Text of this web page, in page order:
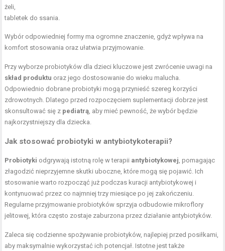
żeli,
tabletek do ssania.
Wybór odpowiedniej formy ma ogromne znaczenie, gdyż wpływa na
komfort stosowania oraz ułatwia przyjmowanie.
Przy wyborze probiotyków dla dzieci kluczowe jest zwrócenie uwagi na
skład produktu oraz jego dostosowanie do wieku malucha.
Odpowiednio dobrane probiotyki mogą przynieść szereg korzyści
zdrowotnych. Dlatego przed rozpoczęciem suplementacji dobrze jest
skonsultować się z pediatrą , aby mieć pewność, że wybór będzie
najkorzystniejszy dla dziecka.
Jak stosować probiotyki w antybiotykoterapii?
Probiotyki odgrywają istotną rolę w terapii antybiotykowej , pomagając
złagodzić nieprzyjemne skutki uboczne, które mogą się pojawić. Ich
stosowanie warto rozpocząć już podczas kuracji antybiotykowej i
kontynuować przez co najmniej trzy miesiące po jej zakończeniu.
Regularne przyjmowanie probiotyków sprzyja odbudowie mikroflory
jelitowej, która często zostaje zaburzona przez działanie antybiotyków.
Zaleca się codzienne spożywanie probiotyków, najlepiej przed posiłkami,
aby maksymalnie wykorzystać ich potencjał. Istotne jest także